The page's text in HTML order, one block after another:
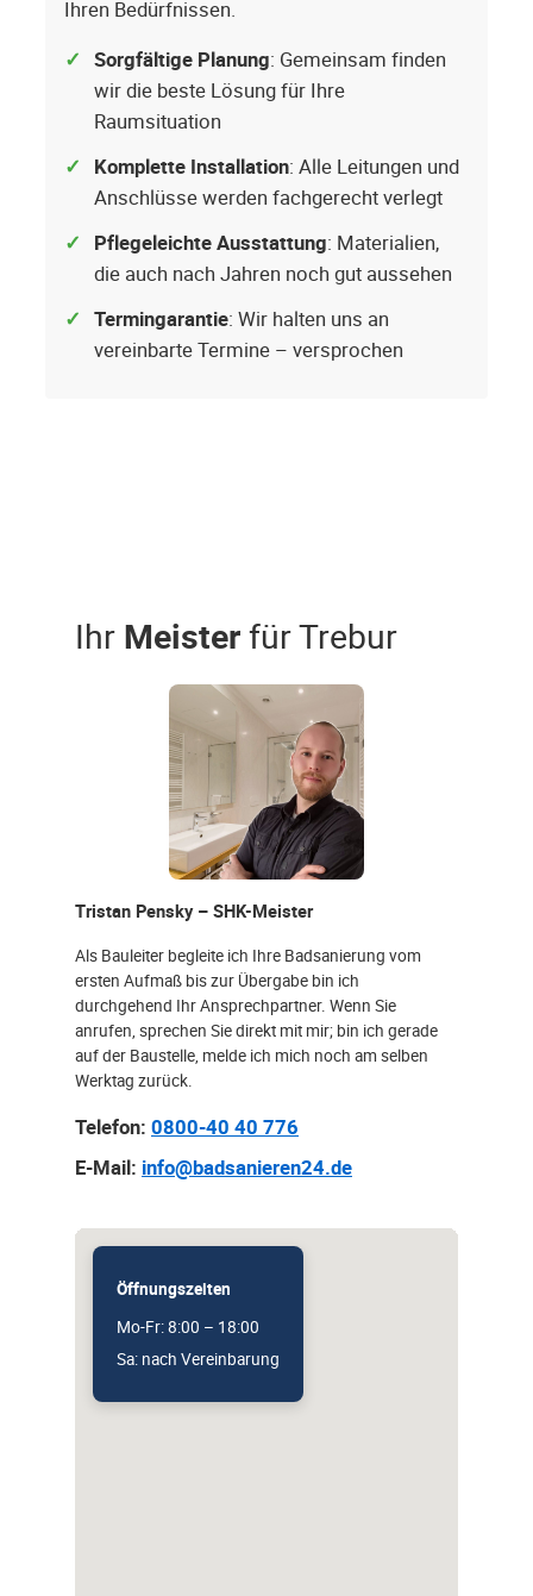
Ihren Bedürfnissen.
Sorgfältige Planung: Gemeinsam finden
wir die beste Lösung für Ihre
Raumsituation
Komplette Installation: Alle Leitungen und
Anschlüsse werden fachgerecht verlegt
Pflegeleichte Ausstattung: Materialien,
die auch nach Jahren noch gut aussehen
Termingarantie: Wir halten uns an
vereinbarte Termine – versprochen
Ihr Meisterfür Trebur
Tristan Pensky – SHK-Meister
Als Bauleiter begleite ich Ihre Badsanierung vom
ersten Aufmaß bis zur Übergabe bin ich
durchgehend Ihr Ansprechpartner. Wenn Sie
anrufen, sprechen Sie direkt mit mir; bin ich gerade
auf der Baustelle, melde ich mich noch am selben
Werktag zurück.
Telefon: 0800-40 40 776
E-Mail: info@badsanieren24.de
Öffnungszeiten
Mo-Fr: 8:00 – 18:00
Sa: nach Vereinbarung